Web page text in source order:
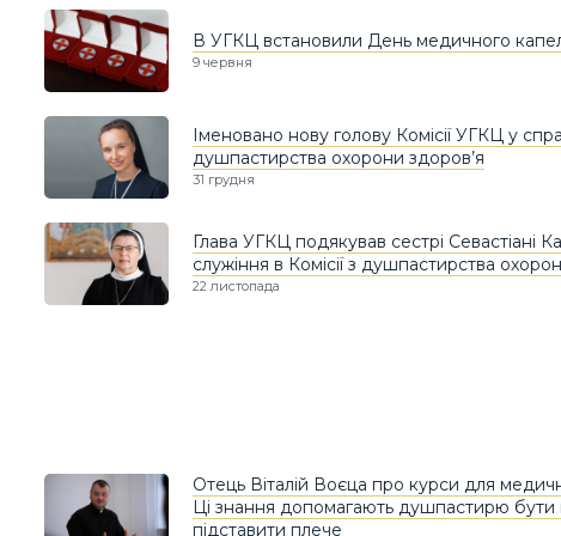
В УГКЦ встановили День медичного
9 червня
Іменовано нову голову Комісії УГКЦ у
душпастирства охорони здоров’я
31 грудня
Глава УГКЦ подякував сестрі Севастіані
служіння в Комісії з душпастирства
22 листопада
Отець Віталій Воєца про курси для
Ці знання допомагають душпастирю бути
підставити плече